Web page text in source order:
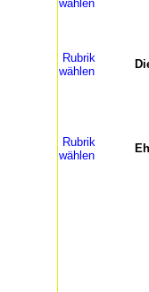
wählen
Rubrik
wählen
Rubrik
wählen